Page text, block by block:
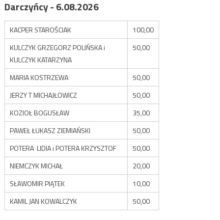
Darczyńcy - 6.08.2026
KACPER STAROŚCIAK
100,00
KULCZYK GRZEGORZ POLIŃSKA i
KULCZYK KATARZYNA
50,00
MARIA KOSTRZEWA
50,00
JERZY T MICHAJŁOWICZ
50,00
KOZIOŁ BOGUSŁAW
35,00
PAWEŁ ŁUKASZ ZIEMIAŃSKI
50,00
POTERA LIDIA i POTERA KRZYSZTOF
50,00
NIEMCZYK MICHAŁ
20,00
SŁAWOMIR PIĄTEK
10,00
KAMIL JAN KOWALCZYK
50,00